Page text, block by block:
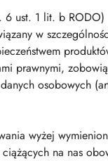
6 ust. 1 lit. b RODO)
w
prawnymi,
osobowych
wyżej
na nas